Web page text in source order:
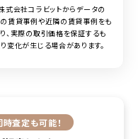
会社コラビットからデータの
の賃貸事例や近隣の賃貸事例をも
、実際の取引価格を保証するも
変化が生じる場合があります。
査定も可能！